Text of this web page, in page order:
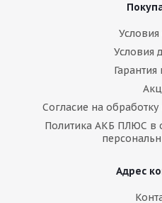
Условия
Гарантия
Согласие на
Политика АКБ ПЛЮС в
Адрес